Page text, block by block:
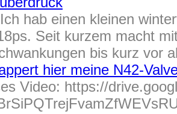
hab einen kleinen
Seit kurzem macht
bis kurz vor
hier meine N42-
Video: https://